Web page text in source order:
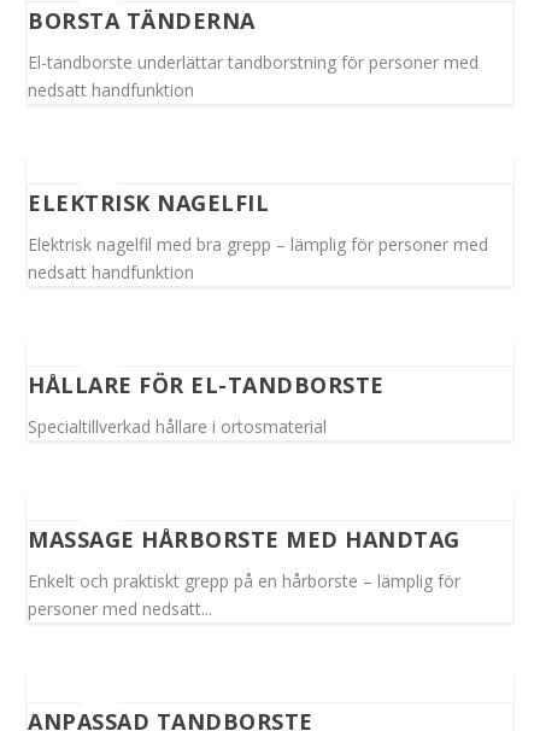
BORSTA TÄNDERNA
El-tandborste underlättar tandborstning för personer med
nedsatt handfunktion
ELEKTRISK NAGELFIL
Elektrisk nagelfil med bra grepp – lämplig för personer med
nedsatt handfunktion
HÅLLARE FÖR EL-TANDBORSTE
Specialtillverkad hållare i ortosmaterial
MASSAGE HÅRBORSTE MED HANDTAG
Enkelt och praktiskt grepp på en hårborste – lämplig för
personer med nedsatt...
ANPASSAD TANDBORSTE